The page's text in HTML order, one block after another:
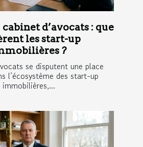
d’avocats : que
les start-up
?
se disputent une place
l’écosystème des start-up
immobilières,...